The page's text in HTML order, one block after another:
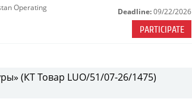
Operating
Deadline: 09/22/2026
PARTICIPATE
(КТ Товар LUO/51/07-26/1475)